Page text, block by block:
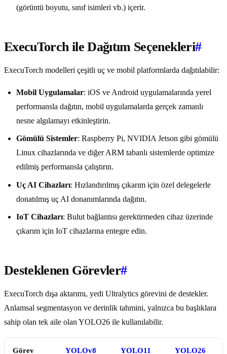
(görüntü boyutu, sınıf isimleri vb.) içerir.
ExecuTorch ile Dağıtım Seçenekleri#
ExecuTorch modelleri çeşitli uç ve mobil platformlarda dağıtılabilir:
Mobil Uygulamalar: iOS ve Android uygulamalarında yerel
performansla dağıtın, mobil uygulamalarda gerçek zamanlı
nesne algılamayı etkinleştirin.
Gömülü Sistemler: Raspberry Pi, NVIDIA Jetson gibi gömülü
Linux cihazlarında ve diğer ARM tabanlı sistemlerde optimize
edilmiş performansla çalıştırın.
Uç AI Cihazları: Hızlandırılmış çıkarım için özel delegelerle
donatılmış uç AI donanımlarında dağıtın.
IoT Cihazları: Bulut bağlantısı gerektirmeden cihaz üzerinde
çıkarım için IoT cihazlarına entegre edin.
Desteklenen Görevler#
ExecuTorch dışa aktarımı, yedi Ultralytics görevini de destekler.
Anlamsal segmentasyon ve derinlik tahmini, yalnızca bu başlıklara
sahip olan tek aile olan YOLO26 ile kullanılabilir.
Görev YOLOv8 YOLO11 YOLO26